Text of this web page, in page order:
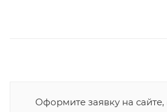
Оформите заявку на